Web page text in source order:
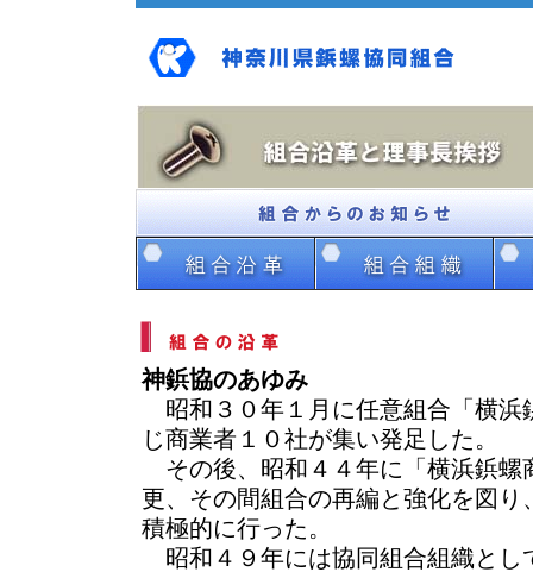
神鋲協のあゆみ
昭和３０年１月に任意組合「横浜
じ商業者１０社が集い発足した。
その後、昭和４４年に「横浜鋲螺
更、その間組合の再編と強化を図り
積極的に行った。
昭和４９年には協同組合組織とし